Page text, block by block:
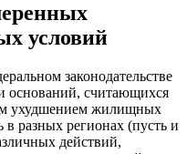
условий
законодательстве
оснований, считающихся
ухудшением жилищных
разных регионах (пусть и
действий,